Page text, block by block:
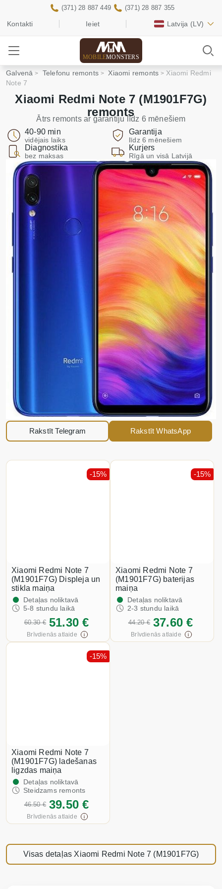
Kontakti Ieiet Latvija (LV)
(371) 28 887 449 (371) 28 887 355
MOBILEMONSTERS
Galvenā Telefonu remonts Xiaomi remonts
Xiaomi Redmi
Note 7
Xiaomi Redmi Note 7 (M1901F7G)
remonts
Ātrs remonts ar garantiju līdz 6 mēnešiem
40-90 min
vidējais laiks
Garantija
līdz 6 mēnešiem
Diagnostika
bez maksas
Kurjers
Rīgā un visā Latvijā
Rakstīt Telegram Rakstīt WhatsApp
Xiaomi Redmi Note 7
(M1901F7G) Displeja un
stikla maiņa
Detaļas noliktavā
5-8 stundu laikā
60.30 € 51.30 €
-15%
Brīvdienās atlaide
Xiaomi Redmi Note 7
(M1901F7G) baterijas
maiņa
Detaļas noliktavā
2-3 stundu laikā
44.20 € 37.60 €
-15%
Brīvdienās atlaide
Xiaomi Redmi Note 7
(M1901F7G) ladešanas
ligzdas maiņa
Detaļas noliktavā
Steidzams remonts
46.50 € 39.50 €
-15%
Brīvdienās atlaide
Visas detaļas Xiaomi Redmi Note 7 (M1901F7G)